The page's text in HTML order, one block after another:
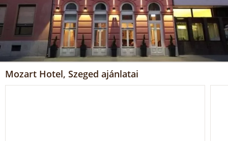
Mozart Hotel, Szeged ajánlatai